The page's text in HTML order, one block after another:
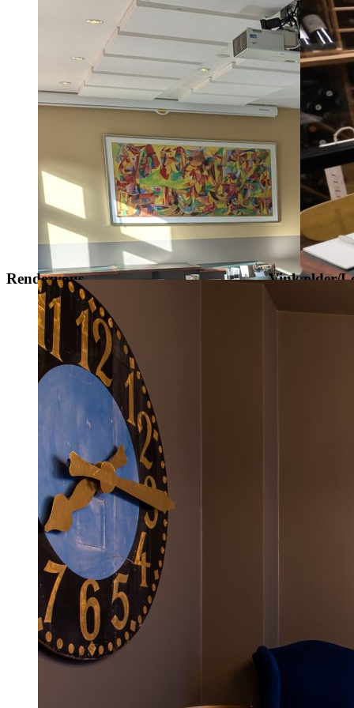
Rendezvous Vinkælder/